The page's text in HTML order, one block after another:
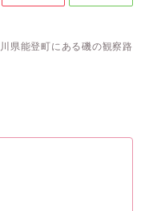
県能登町にある磯の観察路